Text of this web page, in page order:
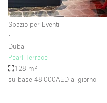
Spazio per Eventi
∙
Dubai
Pearl Terrace
128 m²
su base 48.000AED al giorno